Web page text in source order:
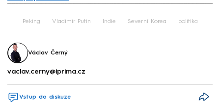
Peking Vladimir Putin Indie Severní Korea politika
Václav Černý
vaclav.cerny@iprima.cz
Vstup do diskuze